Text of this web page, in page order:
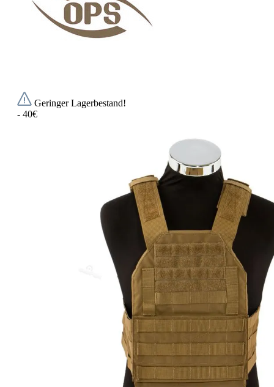
Geringer Lagerbestand!
- 40€